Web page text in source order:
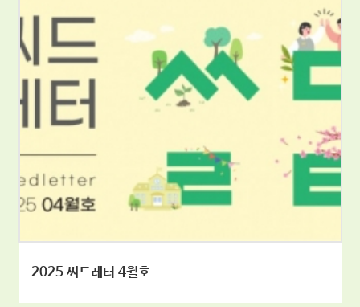
2025 씨드레터 4월호